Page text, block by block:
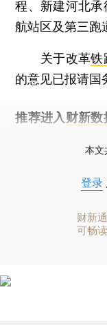
程、新建河北
航站区及第三跑
关于改革铁
的意见已报请国
推荐进入 财新数
本文
登录
财新
可畅